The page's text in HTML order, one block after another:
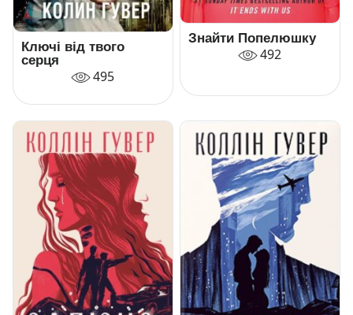
Ключі від твого
серця
495
Знайти Попелюшку
492